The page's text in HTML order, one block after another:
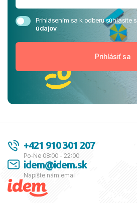
Prihlásením sa k odberu súhlasíte s
údajov
+421 910 301 207
Po-Ne 08:00 - 22:00
idem@idem.sk
Napíšte nám email